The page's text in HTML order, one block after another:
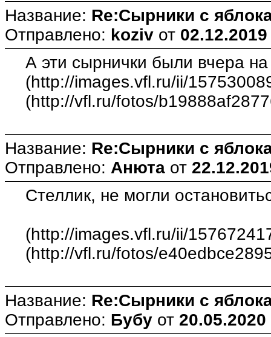
Название: Re:Сырники с
Отправлено: koziv от
А эти сырнички были вчера
(http://images.vfl.ru/ii/
(http://vfl.ru/fotos/
Название: Re:Сырники с
Отправлено: Анюта от
Стеллик, не могли
(http://images.vfl.ru/ii/
(http://vfl.ru/fotos/
Название: Re:Сырники с
Отправлено: Бубу от